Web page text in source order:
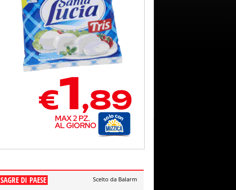
SAGRE DI PAESE Scelto da Balarm